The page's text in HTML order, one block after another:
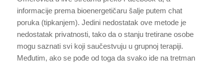
informacije prema bioenergetičaru šalje putem chat
poruka (tipkanjem). Jedini nedostatak ove metode je
nedostatak privatnosti, tako da o stanju tretirane osobe
mogu saznati svi koji saučestvuju u grupnoj terapiji.
Međutim, ako se pođe od toga da svako ide na tretman